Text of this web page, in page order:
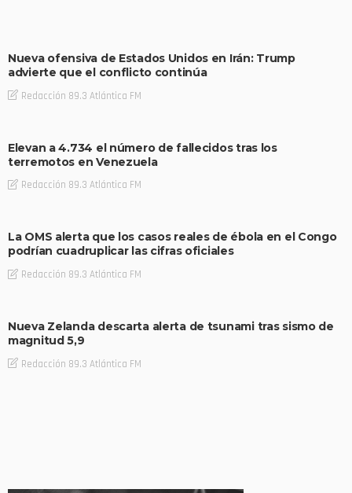
Nueva ofensiva de Estados Unidos en Irán: Trump
advierte que el conflicto continúa
Redacción 89.3 Atlántica FM
Elevan a 4.734 el número de fallecidos tras los
terremotos en Venezuela
Redacción 89.3 Atlántica FM
La OMS alerta que los casos reales de ébola en el Congo
podrían cuadruplicar las cifras oficiales
Redacción 89.3 Atlántica FM
Nueva Zelanda descarta alerta de tsunami tras sismo de
magnitud 5,9
Redacción 89.3 Atlántica FM